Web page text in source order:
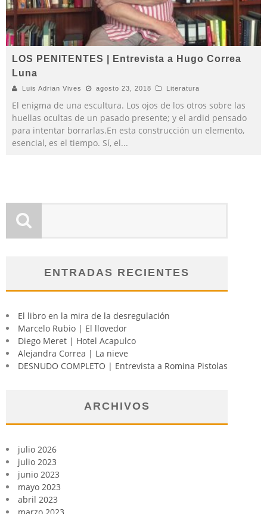
LOS PENITENTES | Entrevista a Hugo Correa
Luna
Luis Adrian Vives agosto 23, 2018 Literatura
El enigma de una escultura. Los ojos de los otros sobre las
huellas ocultas de un pasado presente; y el ardid pensado
para intentar borrarlas.En esta construcción un elemento,
esencial, es el tiempo. Sí, el...
ENTRADAS RECIENTES
El libro en la mira de la desregulación
Marcelo Rubio | El llovedor
Diego Meret | Hotel Acapulco
Alejandra Correa | La nieve
DESNUDO COMPLETO | Entrevista a Romina Pistolas
ARCHIVOS
julio 2026
julio 2023
junio 2023
mayo 2023
abril 2023